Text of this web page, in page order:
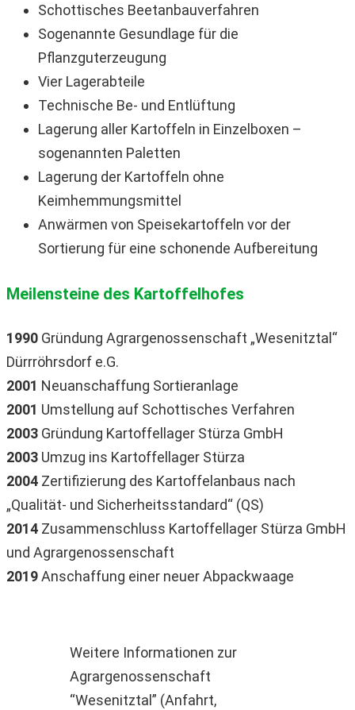
Schottisches Beetanbauverfahren
Sogenannte Gesundlage für die
Pflanzguterzeugung
Vier Lagerabteile
Technische Be- und Entlüftung
Lagerung aller Kartoffeln in Einzelboxen –
sogenannten Paletten
Lagerung der Kartoffeln ohne
Keimhemmungsmittel
Anwärmen von Speisekartoffeln vor der
Sortierung für eine schonende Aufbereitung
Meilensteine des Kartoffelhofes
1990 Gründung Agrargenossenschaft „Wesenitztal“
Dürrröhrsdorf e.G.
2001 Neuanschaffung Sortieranlage
2001 Umstellung auf Schottisches Verfahren
2003 Gründung Kartoffellager Stürza GmbH
2003 Umzug ins Kartoffellager Stürza
2004 Zertifizierung des Kartoffelanbaus nach
„Qualität- und Sicherheitsstandard“ (QS)
2014 Zusammenschluss Kartoffellager Stürza GmbH
und Agrargenossenschaft
2019Anschaffung einer neuer Abpackwaage
Weitere Informationen zur
Agrargenossenschaft
“Wesenitztal” (Anfahrt,